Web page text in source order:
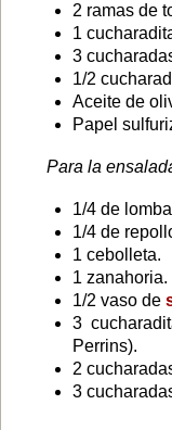
2 ramas de
1
3
1/2
Aceite de
Papel
Para la
1/4 de
1/4 de
1 cebolleta.
1 zanahoria.
1/2 vaso de
3
Perrins).
2
3